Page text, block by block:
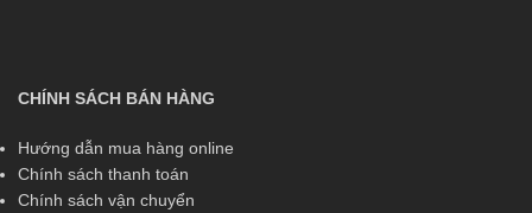
CHÍNH SÁCH BÁN HÀNG
Hướng dẫn mua hàng online
Chính sách thanh toán
Chính sách vận chuyển